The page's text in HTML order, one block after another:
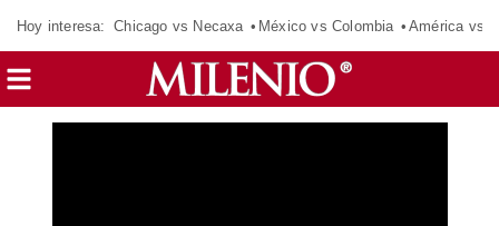
Hoy interesa: Chicago vs Necaxa México vs Colombia América vs